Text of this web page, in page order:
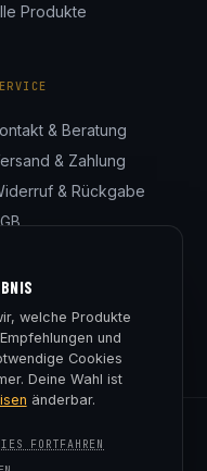
Produkte
& Beratung
& Zahlung
& Rückgabe
Einstellungen
welche Produkte
und
Cookies
Deine Wahl ist
änderbar.
FORTFAHREN